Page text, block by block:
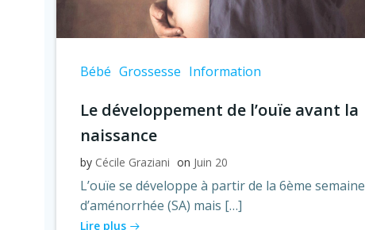
Bébé Grossesse Information
Le développement de l’ouïe avant la
naissance
by Cécile Graziani on Juin 20
L’ouïe se développe à partir de la 6ème semaine
d’aménorrhée (SA) mais […]
Lire plus